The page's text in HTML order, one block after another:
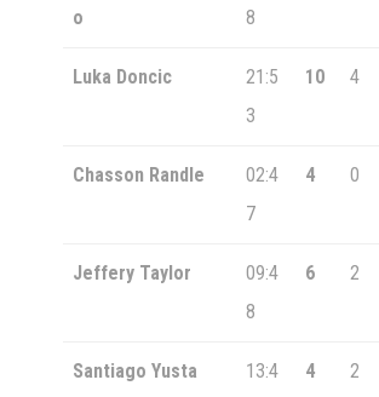
o
8
Luka Doncic
21:5
3
10 4
Chasson Randle
02:4
7
4 0
Jeffery Taylor
09:4
8
6 2
Santiago Yusta
13:4
4 2